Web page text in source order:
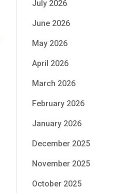
July 2026
June 2026
May 2026
April 2026
March 2026
February 2026
January 2026
December 2025
November 2025
October 2025